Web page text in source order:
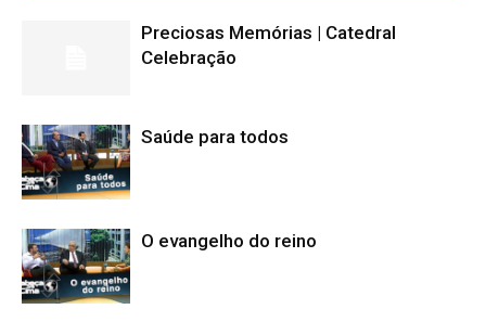
Preciosas Memórias | Catedral
Celebração
Saúde para todos
O evangelho do reino